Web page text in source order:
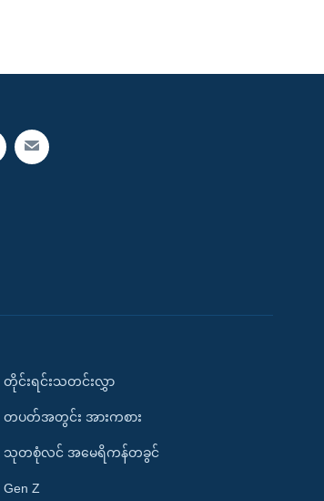
တိုင်းရင်းသတင်းလွှာ
တပတ်အတွင်း အားကစား
သုတစုံလင် အမေရိကန်တခွင်
Gen Z